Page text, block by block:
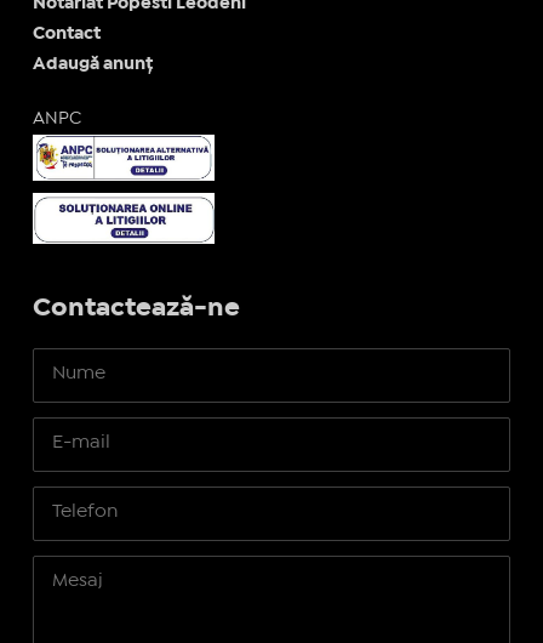
Notariat Popesti Leodeni
Contact
Adaugă anunț
ANPC
Contactează-ne